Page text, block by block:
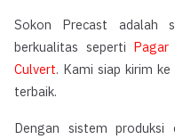
Sokon Precast adalah
berkualitas seperti Pagar
Culvert. Kami siap kirim
terbaik.
Dengan sistem produksi